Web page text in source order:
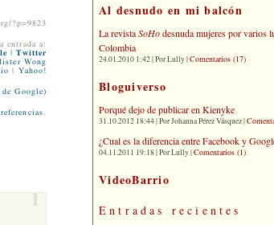
?p=9823
entrada a:
|Twitter
Wong
Yahoo!
Google)
referencias.
1
Al desnudo en mi balcón
La revistaSoHodesnuda mujeres por varios
Colombia
24.01.2010 1:42 | Por Lully |Comentarios (17)
Bloguiverso
Porqué dejo de publicar en Kienyke
31.10.2012 18:44 | Por Johanna Pérez Vásquez |
¿Cual es la diferencia entre Facebook y
04.11.2011 19:18 | Por Lully |Comentarios (1)
VideoBarrio
Entradas recientes